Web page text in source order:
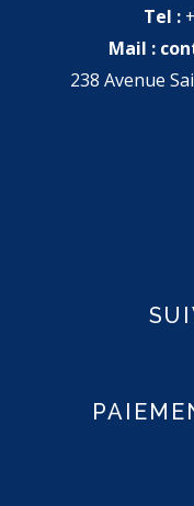
Tel :
Mail :
238 Avenue